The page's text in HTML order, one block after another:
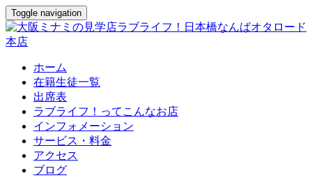
Toggle navigation
ホーム
在籍生徒一覧
出席表
ラブライフ！ってこんなお店
インフォメーション
サービス・料金
アクセス
ブログ